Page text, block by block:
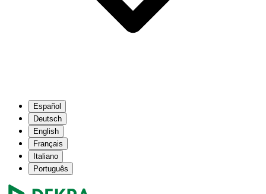
Español
Deutsch
English
Français
Italiano
Português